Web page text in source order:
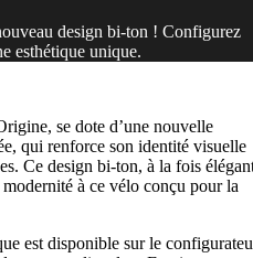
design bi-ton ! Configurez
esthétique unique.
se dote d’une nouvelle
qui renforce son identité visuelle
Ce design bi-ton, à la fois
à ce vélo conçu pour la
est disponible sur le